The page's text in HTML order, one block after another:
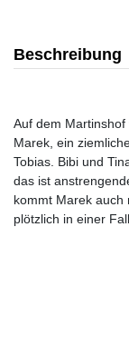
Beschreibung
Auf dem
Marek, ein
Tobias. Bibi und
das ist
kommt Marek auch
plötzlich in einer